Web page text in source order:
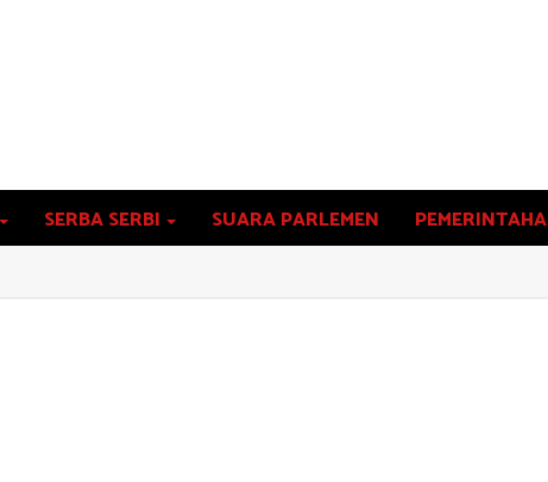
SERBA SERBI SUARA PARLEMEN